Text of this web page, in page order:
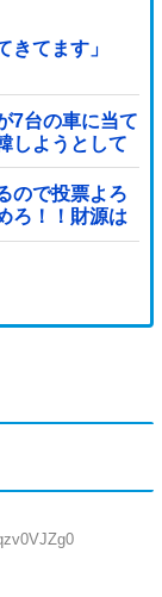
きてます」
7台の車に当て
しようとして
ので投票よろ
ろ！！財源は